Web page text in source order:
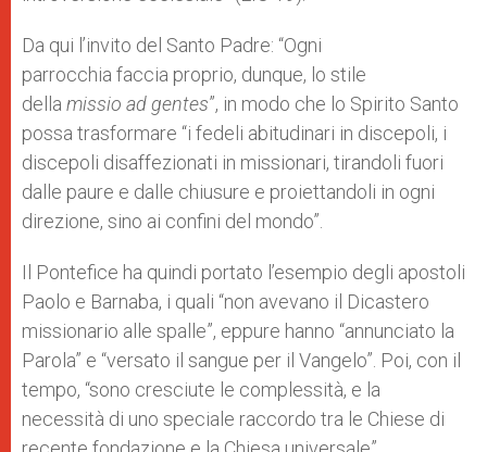
Da qui l’invito del Santo Padre: “Ogni
parrocchia faccia proprio, dunque, lo stile
della missio ad gentes”, in modo che lo Spirito Santo
possa trasformare “i fedeli abitudinari in discepoli, i
discepoli disaffezionati in missionari, tirandoli fuori
dalle paure e dalle chiusure e proiettandoli in ogni
direzione, sino ai confini del mondo”.
Il Pontefice ha quindi portato l’esempio degli apostoli
Paolo e Barnaba, i quali “non avevano il Dicastero
missionario alle spalle”, eppure hanno “annunciato la
Parola” e “versato il sangue per il Vangelo”. Poi, con il
tempo, “sono cresciute le complessità, e la
necessità di uno speciale raccordo tra le Chiese di